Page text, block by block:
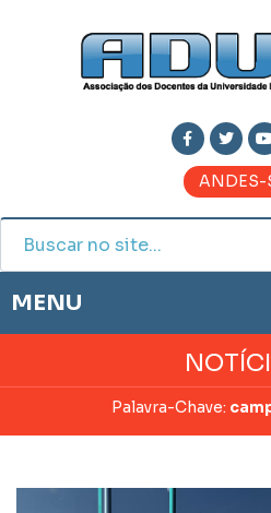
ANDES-
MENU
HISTÓRIA
NOTAS PUBLICADAS
PRESTAÇÃO DE CONTAS
CONTATO
Palavra-Chave: